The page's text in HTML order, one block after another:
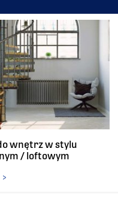
wnętrz w stylu
/ loftowym